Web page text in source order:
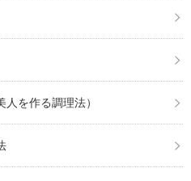
を作る調理法）